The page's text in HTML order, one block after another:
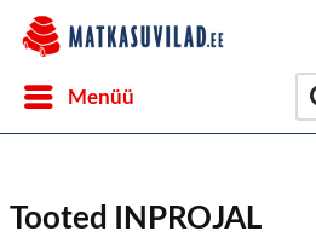
Menüü
Tooted INPROJAL